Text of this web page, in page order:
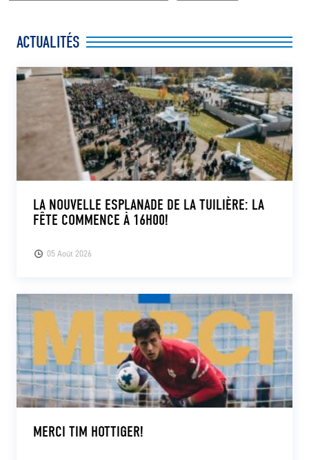
ACTUALITÉS
05 Août 2026
LA NOUVELLE ESPLANADE DE LA TUILIÈRE: LA
FÊTE COMMENCE À 16H00!
MERCI TIM HOTTIGER!